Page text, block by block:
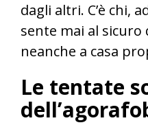
dagli altri. C’è chi,
sente mai al sicuro
neanche a casa
Le tentate